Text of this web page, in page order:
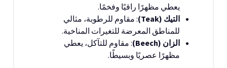
يعطي مظهرًا راقيًا وفخمًا.
التيك (Teak)
: مقاوم للرطوبة، مثالي
للمناطق المعرضة للتغيرات المناخية.
الزان (Beech)
: مقاوم للتآكل، يعطي
مظهرًا عصريًا وبسيطًا.